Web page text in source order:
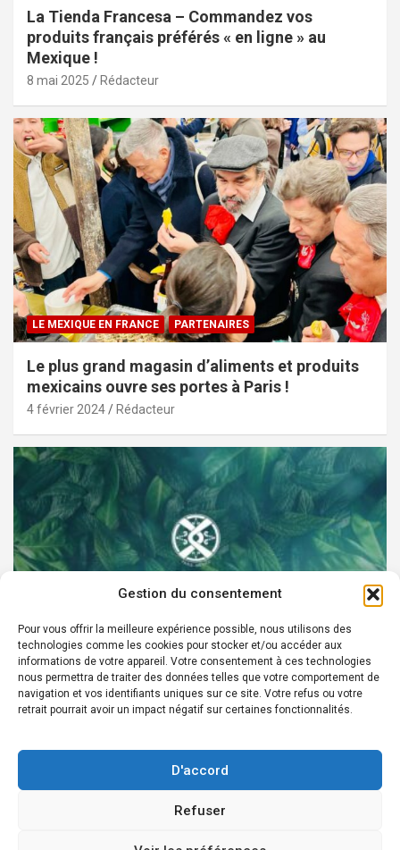
Gestion du consentement
Pour vous offrir la meilleure expérience possible, nous utilisons des
technologies comme les cookies pour stocker et/ou accéder aux
informations de votre appareil. Votre consentement à ces technologies
nous permettra de traiter des données telles que votre comportement de
navigation et vos identifiants uniques sur ce site. Votre refus ou votre
retrait pourrait avoir un impact négatif sur certaines fonctionnalités.
D'accord
Refuser
La Tienda Francesa – Commandez vos
produits français préférés « en ligne » au
Mexique !
8 mai 2025 Rédacteur
LE MEXIQUE EN FRANCE PARTENAIRES
Le plus grand magasin d’aliments et produits
mexicains ouvre ses portes à Paris !
4 février 2024 Rédacteur
PARTENAIRES
Devenez Ambassadeur XOCHI BOTANICALS –
« El espíritu francés con corazón de México! »
Édition en ligne depuis 2007 - Courriel Infos: